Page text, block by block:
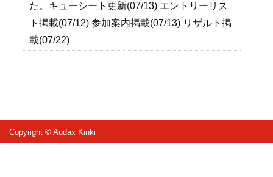
た。キューシート更新(07/13) エントリーリス
ト掲載(07/12) 参加案内掲載(07/13) リザルト掲
載(07/22)
Copyright © Audax Kinki